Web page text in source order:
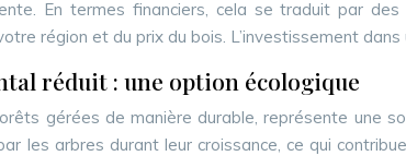
En termes financiers, cela se traduit par
région et du prix du bois. L’investissement dans
réduit : une option écologique
gérées de manière durable, représente une
les arbres durant leur croissance, ce qui